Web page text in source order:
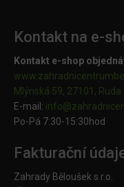
Kontakt na e-
Kontakt e-shop
Mlýnská 59, 27101, Ruda
E-mail:
Po-Pá 7:30-15:30hod
Fakturační
Zahrady Běloušek s.r.o.